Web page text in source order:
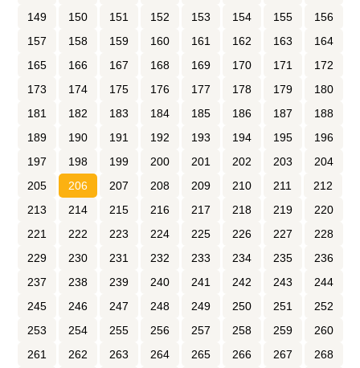
149
150 151 152 153 154 155
156
157
158 159 160 161 162 163
164
165
166 167 168 169 170 171
172
173
174 175 176 177 178 179
180
181
182 183 184 185 186 187
188
189
190 191 192 193 194 195
196
197
198 199 200 201 202 203
204
205
206 207 208 209 210 211
212
213
214 215 216 217 218 219
220
221
222 223 224 225 226 227
228
229
230 231 232 233 234 235
236
237
238 239 240 241 242 243
244
245
246 247 248 249 250 251
252
253
254 255 256 257 258 259
260
261
262 263 264 265 266 267
268